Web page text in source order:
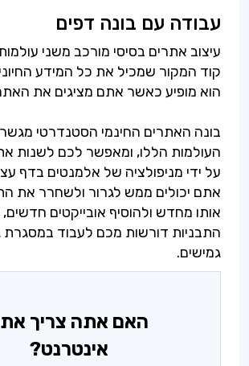
עבודה עם בונה דפים
עיצוב אתרים בסיסי מורכב משני
קוד המקור שמכיל את כל המידע
בונה האתרים החינמי הסטנדרטי מגשר
העולמות הללו, ומאפשר לכם לשנות
על ידי מניפולציה של אלמנטים בדף
אתם יכולים ממש לגרור ולשחרר את
אותו מחדש ולהוסיף אובייקטים
התבניות דורשות מכם לעבוד במסגרת
גמישים.
האם אתה צריך
אינטרנט?